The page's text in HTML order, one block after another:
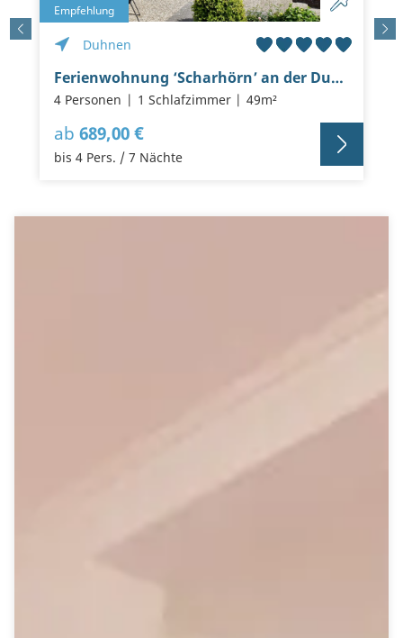
Duhnen
Empfehlung
Ferienwohnung ‘Scharhörn’ an der Duhner Spitze, keine 200m vom Sandstrand
4 Personen 1 Schlafzimmer 49m²
ab 689,00 €
bis 4 Pers. / 7 Nächte